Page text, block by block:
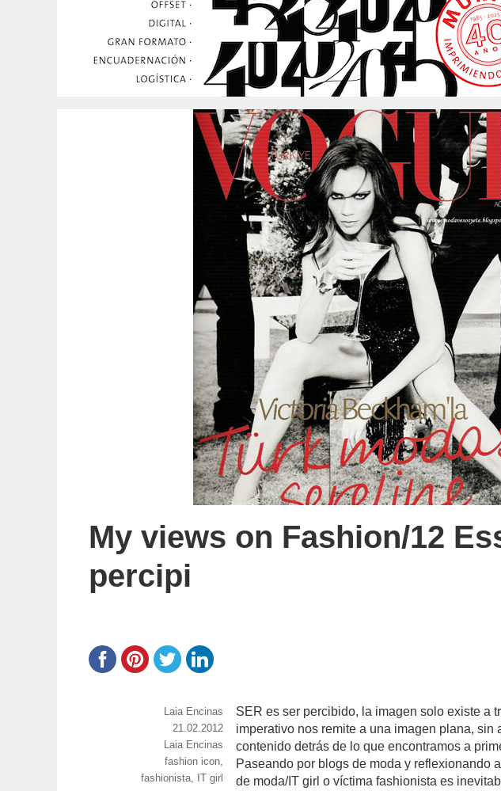
My views on Fashion/12
percipi
SER es ser percibido, la imagen solo existe a
imperativo nos remite a una imagen plana, sin
contenido detrás de lo que encontramos a
Paseando por blogs de moda y reflexionando
de moda/IT girl o víctima fashionista es
https://www.experimenta.es/author/Laia%20Encinas/
Laia Encinas
Publicado
el
21.02.2012
Categorías
Laia Encinas
Etiquetas
fashion icon,
fashionista, IT girl